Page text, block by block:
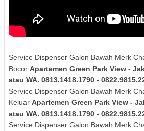
Service Dispenser Galon Bawah Merk
Bocor Apartemen Green Park View -
atau WA. 0813.1418.1790 -
Service Dispenser Galon Bawah Merk
Keluar Apartemen Green Park View -
atau WA. 0813.1418.1790 -
Service Dispenser Galon Bawah Merk